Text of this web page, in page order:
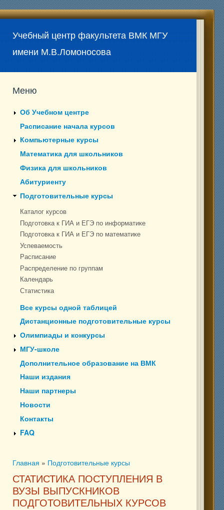
Учебный центр факультета ВМК МГУ
имени М.В.Ломоносова
Меню
Об Учебном центре
Расписание начала курсов
Компьютерные курсы
Математика для школьников
Физика для школьников
Абитуриенту
Подготовительные курсы
Каталог курсов
Подготовка к ГИА и ЕГЭ по информатике
Подготовка к ГИА и ЕГЭ по математике
Успеваемость
Расписание
Распределение по группам
Календарь
Статистика
Все курсы одной таблицей
Дистанционные подготовительные курсы
Олимпиады и конкурсы
МГУ-школе
Дополнительное образование на ВМК
Наши издания
Наши партнеры
Новости
Контакты
FAQ
Вы здесь
Главная » Подготовительные курсы
СТАТИСТИКА ПОСТУПЛЕНИЯ В
ВУЗЫ ВЫПУСКНИКОВ
ПОДГОТОВИТЕЛЬНЫХ КУРСОВ